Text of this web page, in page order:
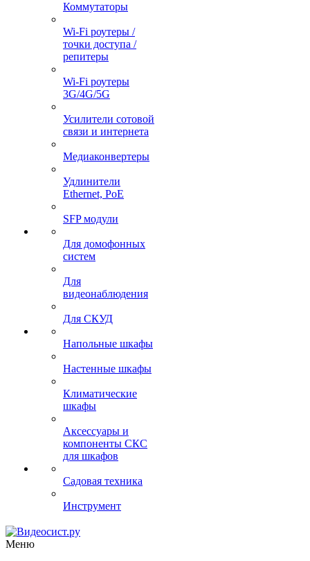
Коммутаторы
Wi-Fi роутеры /
точки доступа /
репитеры
Wi-Fi роутеры
3G/4G/5G
Усилители сотовой
связи и интернета
Медиаконвертеры
Удлинители
Ethernet, PoE
SFP модули
Для домофонных
систем
Для
видеонаблюдения
Для СКУД
Напольные шкафы
Настенные шкафы
Климатические
шкафы
Аксессуары и
компоненты СКС
для шкафов
Садовая техника
Инструмент
Меню